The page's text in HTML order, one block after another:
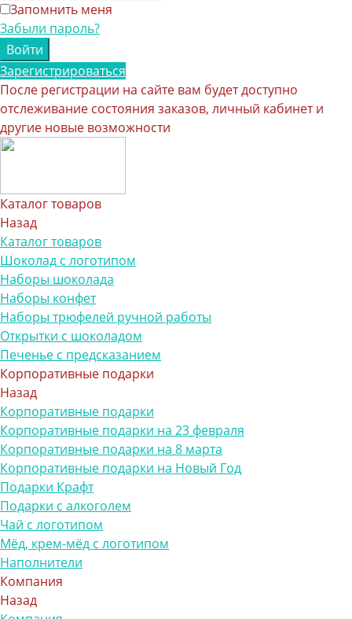
Запомнить меня
Забыли пароль?
Зарегистрироваться
После регистрации на сайте вам будет доступно
отслеживание состояния заказов, личный кабинет и
другие новые возможности
Каталог товаров
Назад
Каталог товаров
Шоколад с логотипом
Наборы шоколада
Наборы конфет
Наборы трюфелей ручной работы
Открытки с шоколадом
Печенье с предсказанием
Корпоративные подарки
Назад
Корпоративные подарки
Корпоративные подарки на 23 февраля
Корпоративные подарки на 8 марта
Корпоративные подарки на Новый Год
Подарки Крафт
Подарки с алкоголем
Чай с логотипом
Мёд, крем-мёд с логотипом
Наполнители
Компания
Назад